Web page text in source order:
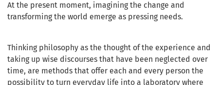
At the present moment, imagining the change and
transforming the world emerge as pressing needs.
Thinking philosophy as the thought of the experience and
taking up wise discourses that have been neglected over
time, are methods that offer each and every person the
possibility to turn everyday life into a laboratory where